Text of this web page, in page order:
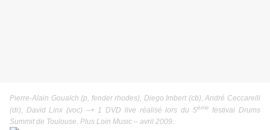
Pierre-Alain Goualch (p, fender rhodes), Diego Imbert (cb), André Ceccarelli
(dr), David Linx (voc) –+ 1 DVD live réalisé lors du 5ème festival Drums
Summit de Toulouse. Plus Loin Music – avril 2009.